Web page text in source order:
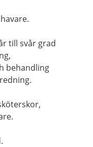
till svår grad
behandling